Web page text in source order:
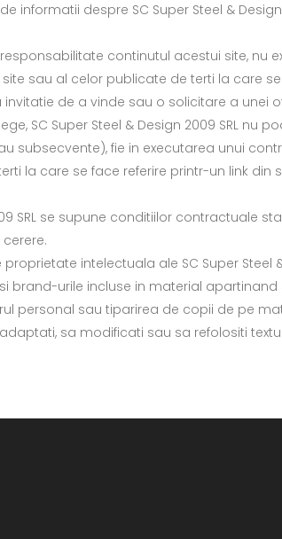
despre SC Super Steel &
continutul acestui site,
sau al celor publicate de terti la care se
de a vinde sau o solicitare a unei
SC Super Steel & Design 2009 SRL nu
subsecvente), fie in executarea unui
la care se face referire printr-un link din
SRL se supune conditiilor contractuale
intelectuala ale SC Super Steel
urile incluse in material apartinand
personal sau tiparirea de copii de pe
sa modificati sau sa refolositi